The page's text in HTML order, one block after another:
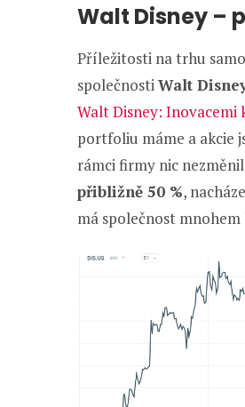
Walt Disney –
Příležitosti na trhu
společnostiWalt
Walt Disney: Inovacemi
portfoliu máme a akcie
rámci firmy nic
přibližně 50 %,
má společnost